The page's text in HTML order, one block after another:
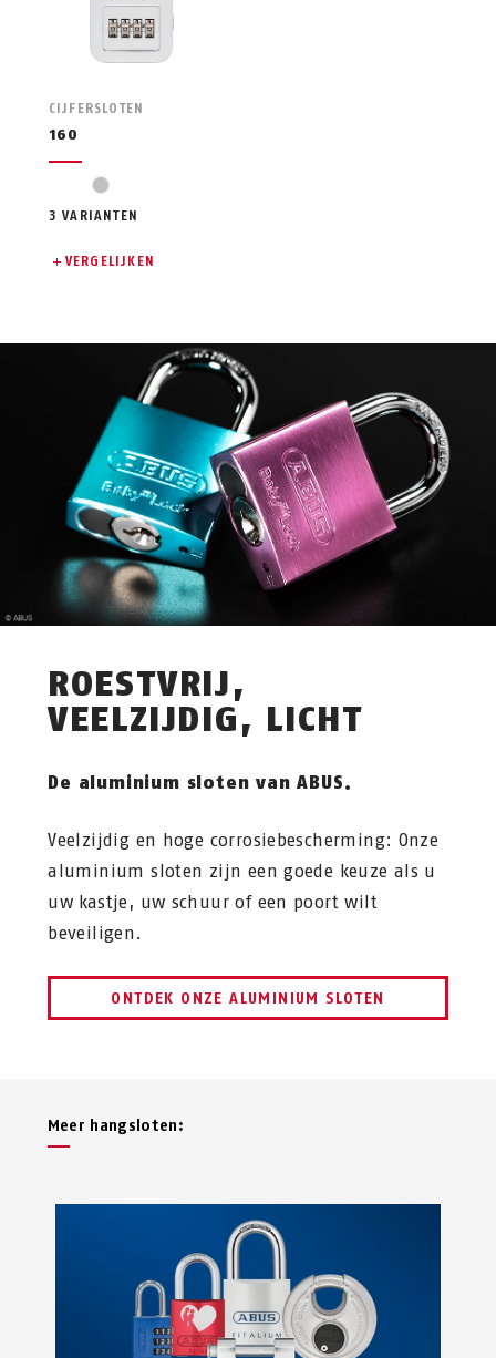
CIJFERSLOTEN
160
zilver
3 VARIANTEN
VERGELIJKEN
ROESTVRIJ,
VEELZIJDIG, LICHT
De aluminium sloten van ABUS.
Veelzijdig en hoge corrosiebescherming: Onze
aluminium sloten zijn een goede keuze als u
uw kastje, uw schuur of een poort wilt
beveiligen.
ONTDEK ONZE ALUMINIUM SLOTEN
Meer hangsloten: